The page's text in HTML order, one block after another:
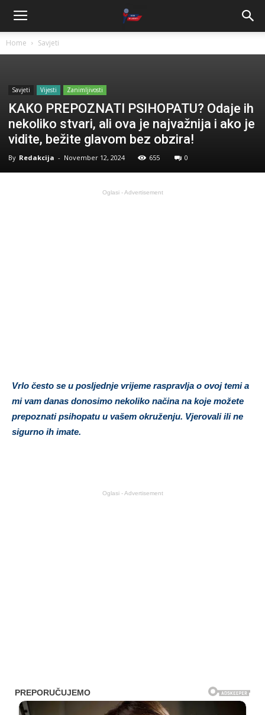
Home Savjeti
Savjeti Vijesti Zanimljivosti
KAKO PREPOZNATI PSIHOPATU? Odaje ih
nekoliko stvari, ali ova je najvažnija i ako je
vidite, bežite glavom bez obzira!
By Redakcija - November 12, 2024 655 0
Oglasi - Advertisement
Vrlo često se u posljednje vrijeme raspravlja o ovoj temi a
mi vam danas donosimo nekoliko načina na koje možete
prepoznati psihopatu u vašem okruženju. Vjerovali ili ne
sigurno ih imate.
Oglasi - Advertisement